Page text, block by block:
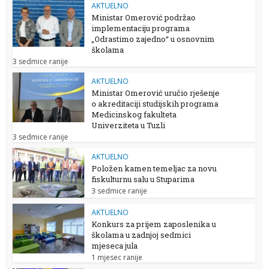
AKTUELNO
Ministar Omerović podržao
implementaciju programa
„Odrastimo zajedno“ u osnovnim
školama
3 sedmice ranije
AKTUELNO
Ministar Omerović uručio rješenje
o akreditaciji studijskih programa
Medicinskog fakulteta
Univerziteta u Tuzli
3 sedmice ranije
AKTUELNO
Položen kamen temeljac za novu
fiskulturnu salu u Stuparima
3 sedmice ranije
AKTUELNO
Konkurs za prijem zaposlenika u
školama u zadnjoj sedmici
mjeseca jula
1 mjesec ranije